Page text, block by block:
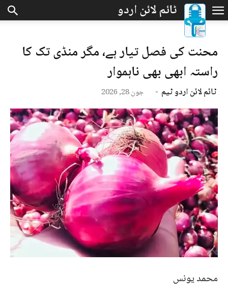
محنت کی فصل تیار ہے، مگر منڈی تک کا
راستہ ابھی بھی ناہموار
ٹائم لائن اردو ٹیم - جون 28, 2026
محمد یونس